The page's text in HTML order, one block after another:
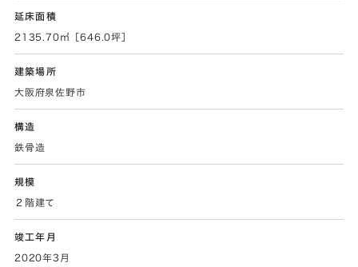
延床面積
2135.70㎡［646.0坪］
建築場所
大阪府泉佐野市
構造
鉄骨造
規模
２階建て
竣工年月
2020年3月